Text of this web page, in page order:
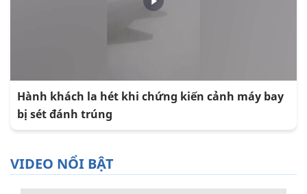
Hành khách la hét khi chứng kiến cảnh máy bay
bị sét đánh trúng
VIDEO NỔI BẬT